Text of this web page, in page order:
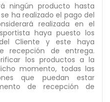
ningún producto hasta
ha realizado el pago del
realizada en el
haya puesto los
Cliente y este haya
recepción de entrega.
los productos a la
momento, todas las
que puedan estar
de recepción de